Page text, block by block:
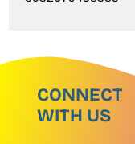
CONNECT
WITH US